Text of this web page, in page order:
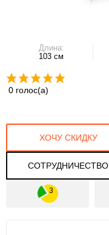
Длина:
103 см
0 голос(а)
СОТРУДНИЧЕСТВО
ХОЧУ СКИДКУ